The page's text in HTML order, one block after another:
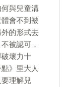
何與兒童溝
會不到被
的形式去
被認可，
壞力十
》里大人
理解兒